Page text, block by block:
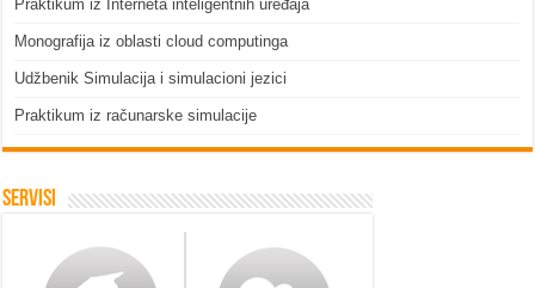
Praktikum iz Interneta inteligentnih uređaja
Monografija iz oblasti cloud computinga
Udžbenik Simulacija i simulacioni jezici
Praktikum iz računarske simulacije
Servisi